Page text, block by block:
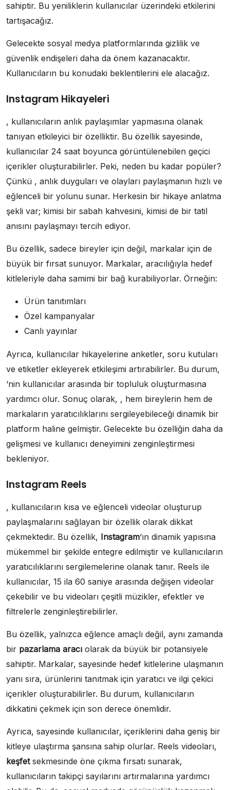
sahiptir. Bu yeniliklerin kullanıcılar üzerindeki etkilerini
tartışacağız.
Gelecekte sosyal medya platformlarında gizlilik ve
güvenlik endişeleri daha da önem kazanacaktır.
Kullanıcıların bu konudaki beklentilerini ele alacağız.
Instagram Hikayeleri
, kullanıcıların anlık paylaşımlar yapmasına olanak
tanıyan etkileyici bir özelliktir. Bu özellik sayesinde,
kullanıcılar 24 saat boyunca görüntülenebilen geçici
içerikler oluşturabilirler. Peki, neden bu kadar popüler?
Çünkü , anlık duyguları ve olayları paylaşmanın hızlı ve
eğlenceli bir yolunu sunar. Herkesin bir hikaye anlatma
şekli var; kimisi bir sabah kahvesini, kimisi de bir tatil
anısını paylaşmayı tercih ediyor.
Bu özellik, sadece bireyler için değil, markalar için de
büyük bir fırsat sunuyor. Markalar, aracılığıyla hedef
kitleleriyle daha samimi bir bağ kurabiliyorlar. Örneğin:
Ürün tanıtımları
Özel kampanyalar
Canlı yayınlar
Ayrıca, kullanıcılar hikayelerine anketler, soru kutuları
ve etiketler ekleyerek etkileşimi artırabilirler. Bu durum,
‘nin kullanıcılar arasında bir topluluk oluşturmasına
yardımcı olur. Sonuç olarak, , hem bireylerin hem de
markaların yaratıcılıklarını sergileyebileceği dinamik bir
platform haline gelmiştir. Gelecekte bu özelliğin daha da
gelişmesi ve kullanıcı deneyimini zenginleştirmesi
bekleniyor.
Instagram Reels
, kullanıcıların kısa ve eğlenceli videolar oluşturup
paylaşmalarını sağlayan bir özellik olarak dikkat
çekmektedir. Bu özellik, Instagram‘ın dinamik yapısına
mükemmel bir şekilde entegre edilmiştir ve kullanıcıların
yaratıcılıklarını sergilemelerine olanak tanır. Reels ile
kullanıcılar, 15 ila 60 saniye arasında değişen videolar
çekebilir ve bu videoları çeşitli müzikler, efektler ve
filtrelerle zenginleştirebilirler.
Bu özellik, yalnızca eğlence amaçlı değil, aynı zamanda
bir pazarlama aracı olarak da büyük bir potansiyele
sahiptir. Markalar, sayesinde hedef kitlelerine ulaşmanın
yanı sıra, ürünlerini tanıtmak için yaratıcı ve ilgi çekici
içerikler oluşturabilirler. Bu durum, kullanıcıların
dikkatini çekmek için son derece önemlidir.
Ayrıca, sayesinde kullanıcılar, içeriklerini daha geniş bir
kitleye ulaştırma şansına sahip olurlar. Reels videoları,
keşfetsekmesinde öne çıkma fırsatı sunarak,
kullanıcıların takipçi sayılarını artırmalarına yardımcı